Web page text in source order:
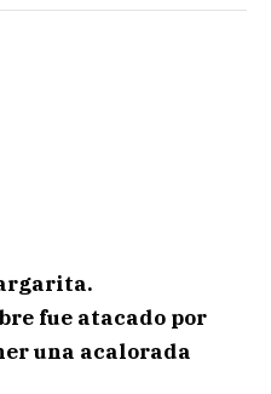
fue atacado por
una acalorada